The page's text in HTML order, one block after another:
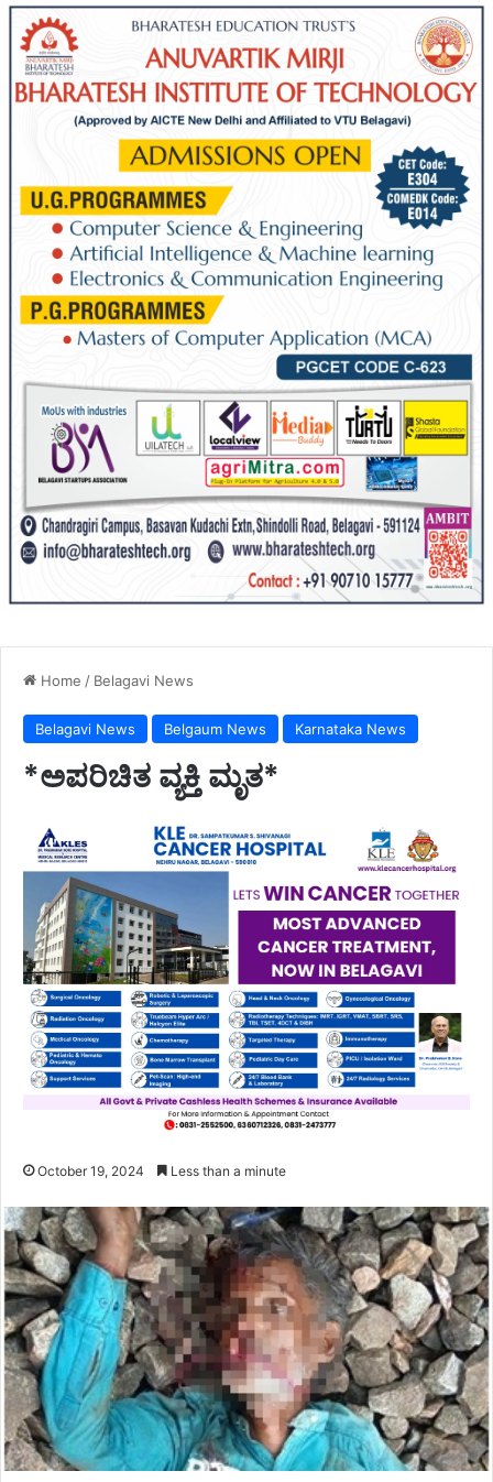
Home / Belagavi News
Belagavi News Belgaum News Karnataka News
*ಅಪರಿಚಿತ ವ್ಯಕ್ತಿ ಮೃತ*
October 19, 2024 Less than a minute